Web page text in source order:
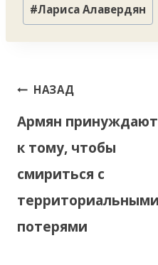
#Лариса Алавердян
Навигация
записям
НАЗАД
Армян принуждают
к тому, чтобы
смириться с
территориальными
потерями